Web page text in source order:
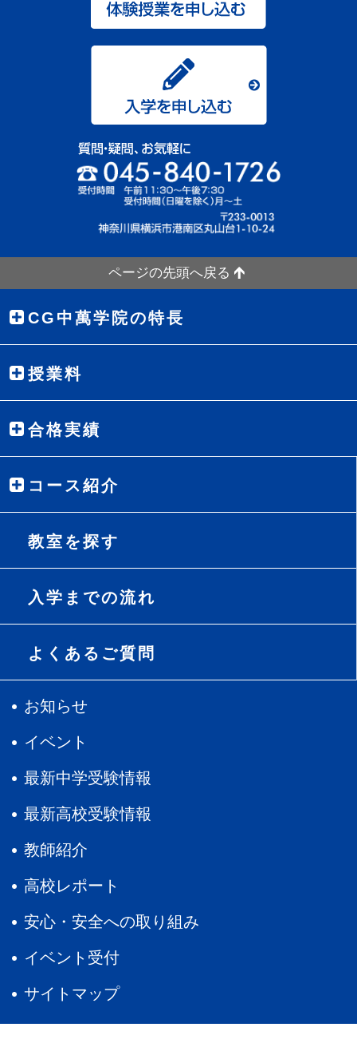
ページの先頭へ戻る
CG中萬学院の特長
授業料
合格実績
コース紹介
教室を探す
入学までの流れ
よくあるご質問
お知らせ
イベント
最新中学受験情報
最新高校受験情報
教師紹介
高校レポート
安心・安全への取り組み
イベント受付
サイトマップ